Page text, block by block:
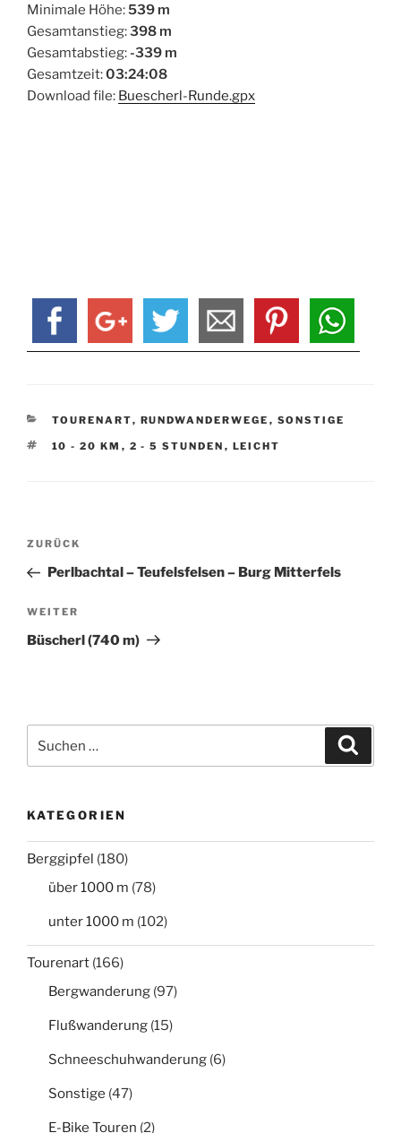
Minimale Höhe:539 m
Gesamtanstieg:398 m
Gesamtabstieg:-339 m
Gesamtzeit:03:24:08
Download file: Buescherl-Runde.gpx
KATEGORIEN
TOURENART, RUNDWANDERWEGE , SONSTIGE
SCHLAGWÖRTER
10 - 20 KM , 2 - 5 STUNDEN , LEICHT
Beitragsnavigation
Vorheriger
Beitrag
ZURÜCK
Perlbachtal – Teufelsfelsen – Burg Mitterfels
Nächster
Beitrag
WEITER
Büscherl (740 m)
nach:
KATEGORIEN
Berggipfel (180)
über 1000 m (78)
unter 1000 m (102)
Tourenart (166)
Bergwanderung (97)
Flußwanderung (15)
Schneeschuhwanderung (6)
Sonstige (47)
E-Bike Touren (2)